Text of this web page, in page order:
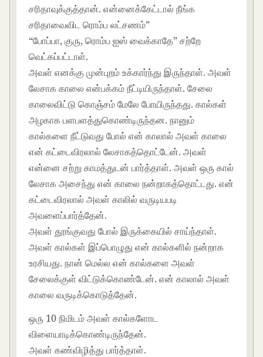
சரிதாவுக்குத்தான். என்னைக்கேட்டால் நீங்க
சரிதாவைவிட ரொம்ப லட்சணம்”
“போப்பா, குரு, ரொம்ப ஐஸ் வைக்காதே” சற்றே
வெட்கப்பட்டாள்.
அவள் எனக்கு முன்புறம் உக்கார்ந்து இருந்தாள். அவள்
லேசாக காலை என்பக்கம் நீட்டியிருந்தாள். சேலை
காலைவிட்டு கொஞ்சம் மேலே போயிருந்தது. கால்கள்
அழகாக பளபளத்துகொண்டிருந்தன. நானும்
கால்களை நீட்டுவது போல் என் காலால் அவள் காலை
என் கட்டைவிரலால் லேசாகத்தொட்டேன். அவள்
என்னை சற்று காமத்துடன் பார்த்தாள். அவள் ஒரு கால்
லேசாக அசைந்து என் காலை நன்றாகத்தொட்டது. என்
கட்டைவிரலால் அவள் காலில் வருடியபடி
அவளைப்பார்த்தேன்.
அவள் தூங்குவது போல் இருக்கையில் சாய்ந்தாள்.
அவள் கால்கள் இப்பொழுது என் கால்களில் நன்றாக
உரசியது. நான் மெல்ல என் கால்களை அவள்
சேலைக்குள் விட்டுக்கொண்டேன். என் காலால் அவள்
காலை வருடிக்கொடுத்தேன்.
ஒரு 10 நிமிடம் அவள் கால்களோட
விளையாடிக்கொண்டிருந்தேன்.
அவள் கண்விழித்து பார்த்தாள்.